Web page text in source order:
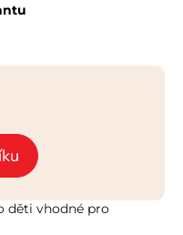
děti vhodné pro